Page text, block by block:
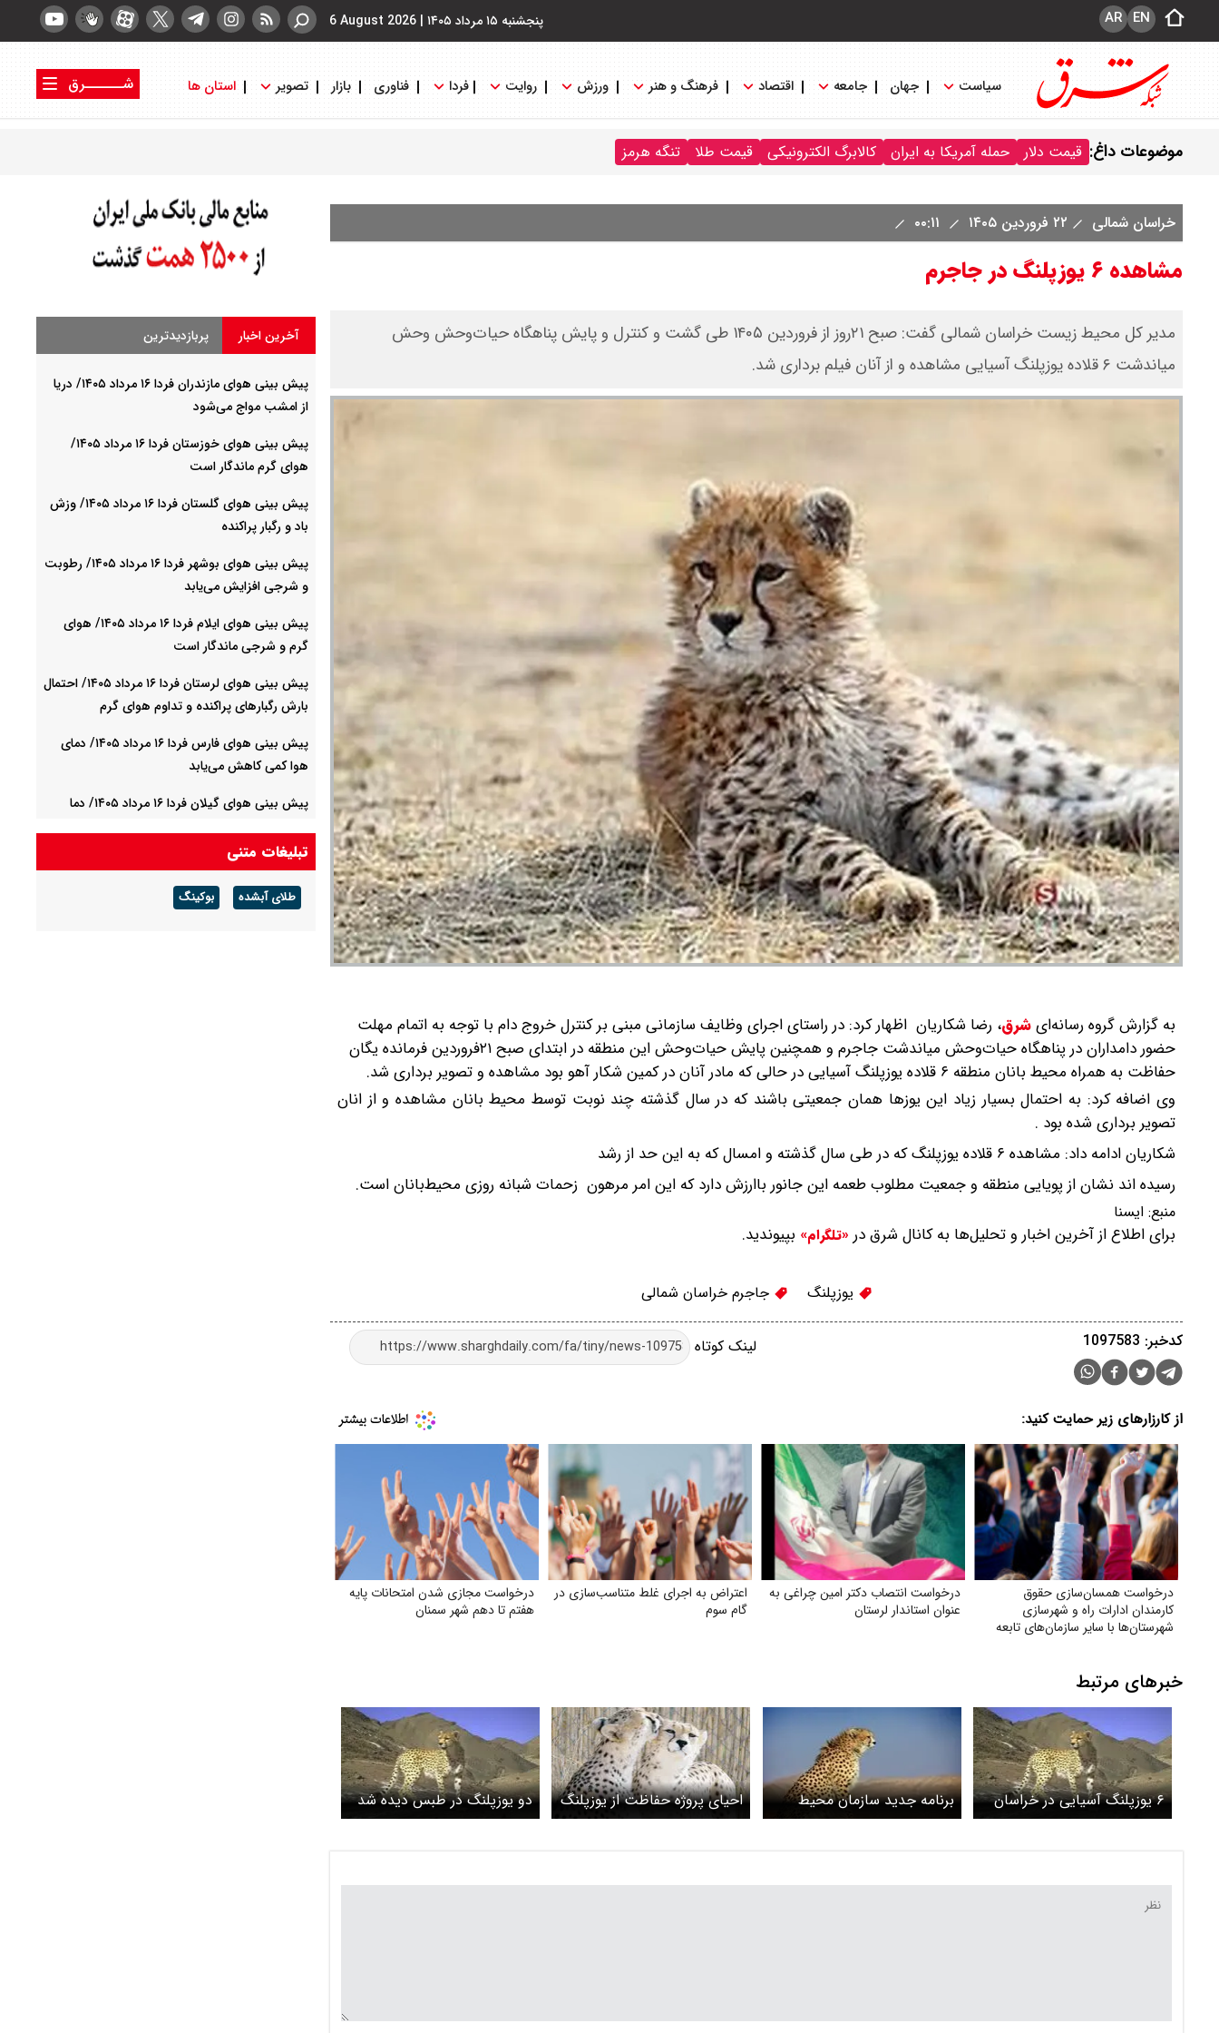
پنجشنبه ۱۵ مرداد ۱۴۰۵ |
6 August 2026 EN
AR
سیاست جهان جامعه اقتصاد فرهنگ و هنر ورزش روایت فردا فناوری بازار تصویر استان ها
شــــــرق
موضوعات داغ: قیمت دلار حمله آمریکا به ایران کالابرگ الکترونیکی قیمت طلا تنگه هرمز
خراسان شمالی ۲۲ فروردین ۱۴۰۵
مشاهده ۶ یوزپلنگ در جاجرم
مدیر کل محیط زیست خراسان شمالی گفت: صبح ۲۱روز از فروردین ۱۴۰۵ طی گشت و کنترل و پایش پناهگاه حیات‌وحش وحش
میاندشت ۶ قلاده یوزپلنگ آسیایی مشاهده و از آنان فیلم برداری شد.
به گزارش گروه رسانه‌ایشرق، رضا شکاریان اظهار کرد: در راستای اجرای وظایف سازمانی مبنی بر کنترل خروج دام با توجه به اتمام مهلت
حضور دامداران در پناهگاه حیات‌وحش میاندشت جاجرم و همچنین پایش حیات‌وحش این منطقه در ابتدای صبح ۲۱فروردین فرمانده یگان
حفاظت به همراه محیط بانان منطقه ۶ قلاده یوزپلنگ آسیایی در حالی که مادر آنان در کمین شکار آهو بود مشاهده و تصویر برداری شد.
وی اضافه کرد: به احتمال بسیار زیاد این یوزها همان جمعیتی باشند که در سال گذشته چند نوبت توسط محیط بانان مشاهده و از انان
تصویر برداری شده بود .
شکاریان ادامه داد: مشاهده ۶ قلاده یوزپلنگ که در طی سال گذشته و امسال‌ که به این حد از رشد
رسیده اند نشان از پویایی منطقه و جمعیت مطلوب‌ طعمه این جانور باارزش دارد که این امر مرهون زحمات شبانه روزی محیط‌بانان است.
منبع: ايسنا
برای اطلاع از آخرین اخبار و تحلیل‌ها به کانال شرق در «تلگرام» بپیوندید.
یوزپلنگ جاجرم خراسان شمالی
لینک کوتاه کدخبر: 1097583
از کارزارهای زیر حمایت کنید:
درخواست همسان‌سازی حقوق
کارمندان ادارات راه و شهرسازی
شهرستان‌ها با سایر سازمان‌های تابعه
درخواست انتصاب دکتر امین چراغی به
عنوان استاندار لرستان
اعتراض به اجرای غلط متناسب‌سازی در
گام سوم
درخواست مجازی شدن امتحانات پایه
هفتم تا دهم شهر سمنان
خبرهای مرتبط
۶ یوزپلنگ آسیایی در خراسان
شمالی دیده شدند
برنامه جدید سازمان محیط
زیست برای نجات یوزپلنگ
احیای پروژه حفاظت از یوزپلنگ
آسیایی بعد از ۶ سال
دو یوزپلنگ در طبس دیده شد
آخرین اخبار پربازدیدترین
پیش بینی هوای مازندران فردا ۱۶ مرداد ۱۴۰۵/ دریا
از امشب مواج می‌شود
پیش بینی هوای خوزستان فردا ۱۶ مرداد ۱۴۰۵/
هوای گرم ماندگار است
پیش بینی هوای گلستان فردا ۱۶ مرداد ۱۴۰۵/ وزش
باد و رگبار پراکنده
پیش بینی هوای بوشهر فردا ۱۶ مرداد ۱۴۰۵/ رطوبت
و شرجی افزایش می‌یابد
پیش بینی هوای ایلام فردا ۱۶ مرداد ۱۴۰۵/ هوای
گرم و شرجی ماندگار است
پیش بینی هوای لرستان فردا ۱۶ مرداد ۱۴۰۵/ احتمال
بارش رگبارهای پراکنده و تداوم هوای گرم
پیش بینی هوای فارس فردا ۱۶ مرداد ۱۴۰۵/ دمای
هوا کمی کاهش می‌یابد
پیش بینی هوای گیلان فردا ۱۶ مرداد ۱۴۰۵/ دما
افزایش ابر و بارندگی در ارتفاعات استان
تبلیغات متنی
طلای آبشده بوکینگ